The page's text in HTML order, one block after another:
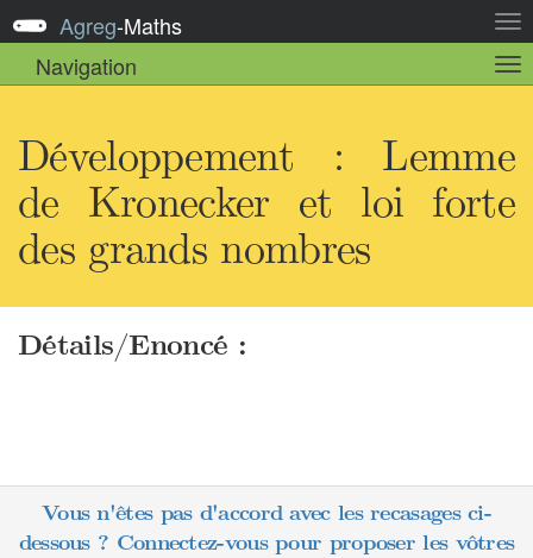
la
Agreg-Maths
Navigation
la
Développement : Lemme
de Kronecker et loi forte
des grands nombres
Détails/Enoncé :
Vous n'êtes pas d'accord avec les recasages ci-
dessous ? Connectez-vous pour proposer les vôtres